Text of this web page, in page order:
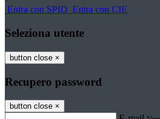
Entra con SPID Entra con CIE
Seleziona utente
button close ×
Recupero password
button close ×